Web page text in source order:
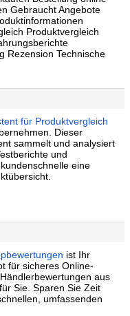
Gebraucht Angebote
Produktvergleich
Rezension Technische
für Produktvergleich
Dieser
sammelt und analysiert
und
eine
ist Ihr
für sicheres Online-
aus
Sie. Sparen Sie Zeit
umfassenden